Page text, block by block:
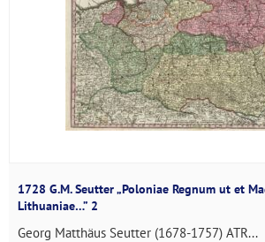
1728 G.M. Seutter „Poloniae Regnum ut et
Lithuaniae…” 2
Georg Matthäus Seutter (1678-1757) ATR...